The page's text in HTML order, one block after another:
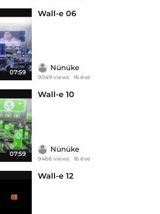
07:59
Wall-e 06
Nünüke
9049 views 16 éve
07:59
Wall-e 10
Nünüke
9466 views 16 éve
Wall-e 12